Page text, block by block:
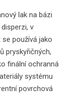
lak na bázi
v
používá jako
pryskyřičných,
finální ochranná
systému
povrchová